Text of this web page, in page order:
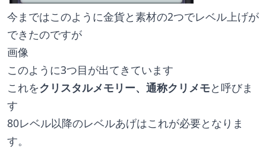
今まではこのように金貨と素材の2つでレベル上げが
できたのですが
画像
このように3つ目が出てきています
これをクリスタルメモリー、通称クリメモと呼びま
す
80レベル以降のレベルあげはこれが必要となりま
す。